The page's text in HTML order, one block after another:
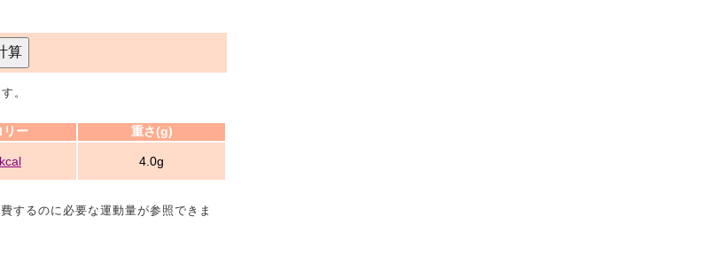
算
。
リー 重さ(g)
4.0g
するのに必要な運動量が参照できま